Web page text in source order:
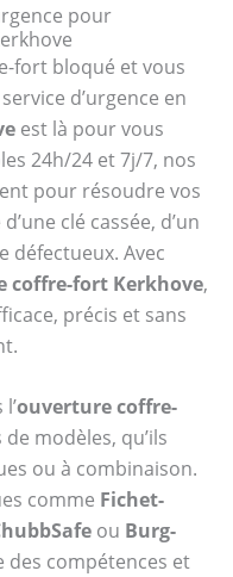
pour
fort bloqué et vous
d’urgence en
est là pour vous
24h/24 et 7j/7, nos
pour résoudre vos
clé cassée, d’un
défectueux. Avec
coffre-fort Kerkhove,
précis et sans
ouverture coffre-
modèles, qu’ils
ou à combinaison.
comme Fichet-
ou Burg-
des compétences et